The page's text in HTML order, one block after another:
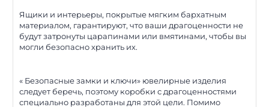
Ящики и интерьеры, покрытые мягким бархатным
материалом, гарантируют, что ваши драгоценности не
будут затронуты царапинами или вмятинами, чтобы вы
могли безопасно хранить их.
« Безопасные замки и ключи» ювелирные изделия
следует беречь, поэтому коробки с драгоценностями
специально разработаны для этой цели. Помимо